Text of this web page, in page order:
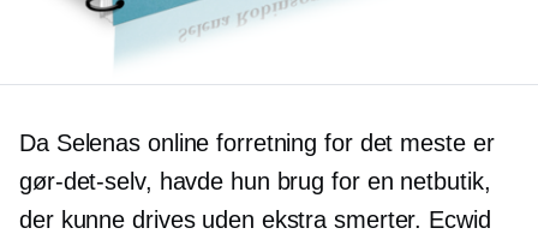
Da Selenas online forretning for det meste er
gør-det-selv, havde hun brug for en netbutik,
der kunne drives uden ekstra smerter. Ecwid